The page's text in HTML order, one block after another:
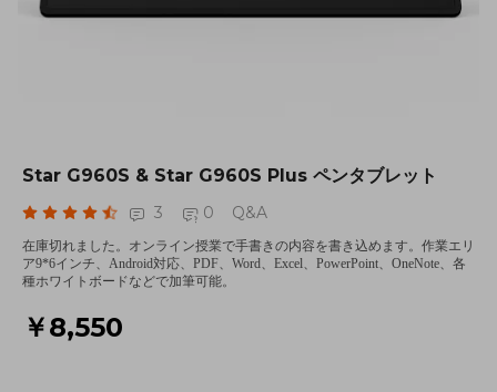
Star G960S & Star G960S Plus ペンタブレット
3 0 Q&A
在庫切れました。オンライン授業で手書きの内容を書き込めます。作業エリ
ア9*6インチ、Android対応、PDF、Word、Excel、PowerPoint、OneNote、各
種ホワイトボードなどで加筆可能。
￥8,550